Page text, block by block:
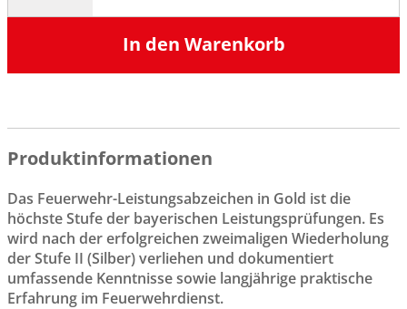
In den Warenkorb
Produktinformationen
Das Feuerwehr-Leistungsabzeichen in Gold ist die
höchste Stufe der bayerischen Leistungsprüfungen. Es
wird nach der erfolgreichen zweimaligen Wiederholung
der Stufe II (Silber) verliehen und dokumentiert
umfassende Kenntnisse sowie langjährige praktische
Erfahrung im Feuerwehrdienst.